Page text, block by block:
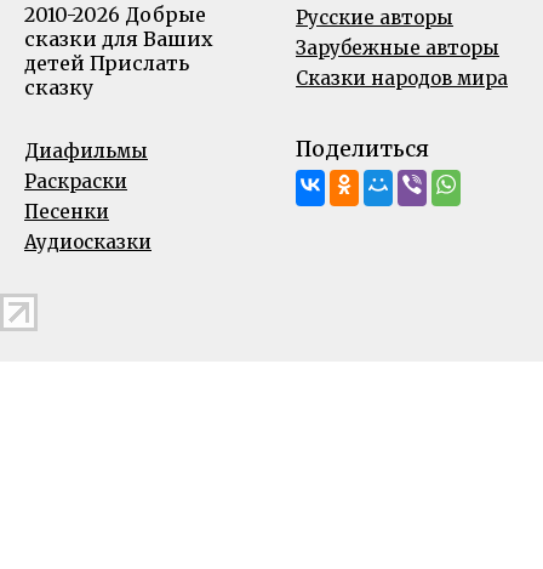
2010-2026 Добрые
сказки для Ваших
детей Прислать
сказку
Русские авторы
Зарубежные авторы
Сказки народов мира
Диафильмы
Раскраски
Песенки
Аудиосказки
Поделиться